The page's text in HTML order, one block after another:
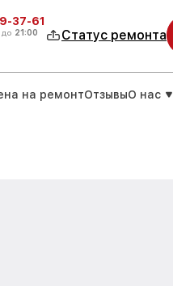
37-61
до 21:00 Статус ремонта
на ремонтОтзывыО нас